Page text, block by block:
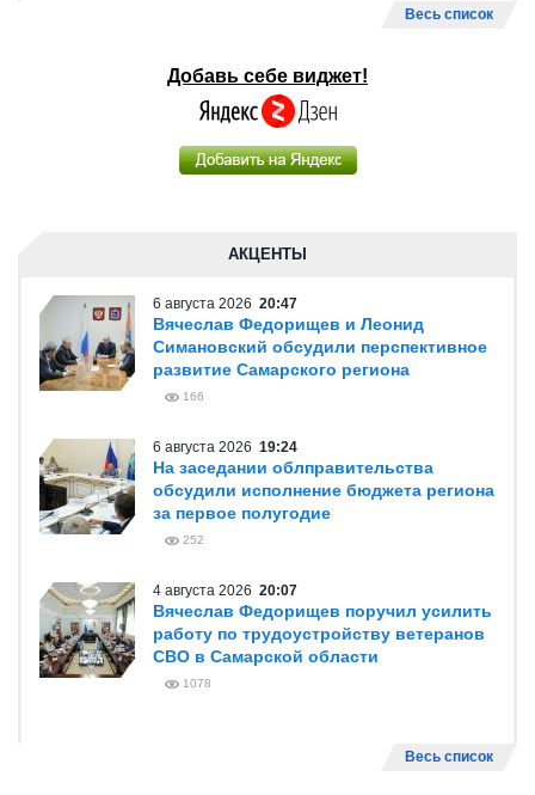
Весь список
Добавь себе виджет!
АКЦЕНТЫ
6 августа 2026 20:47
Вячеслав Федорищев и Леонид
Симановский обсудили перспективное
развитие Самарского региона
166
6 августа 2026 19:24
На заседании облправительства
обсудили исполнение бюджета региона
за первое полугодие
252
4 августа 2026 20:07
Вячеслав Федорищев поручил усилить
работу по трудоустройству ветеранов
СВО в Самарской области
1078
Весь список